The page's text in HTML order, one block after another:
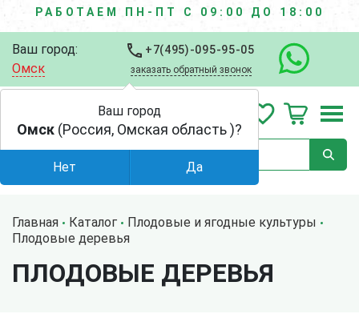
РАБОТАЕМ ПН-ПТ С 09:00 ДО 18:00
Ваш город:
Омск
+7(495)-095-95-05
заказать обратный звонок
Главная Каталог
Плодовые и ягодные культуры
Плодовые деревья
ПЛОДОВЫЕ ДЕРЕВЬЯ
Ваш город
Омск (Россия, Омская область )?
Нет Да